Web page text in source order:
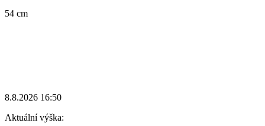
54 cm
8.8.2026 16:50
Aktuální výška: